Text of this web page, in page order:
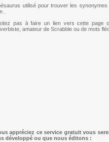
utilisé pour trouver les
pas à faire un lien vers cette
amateur de Scrabble ou de mots
appréciez ce service gratuit vous
développé ou que nous éditons :